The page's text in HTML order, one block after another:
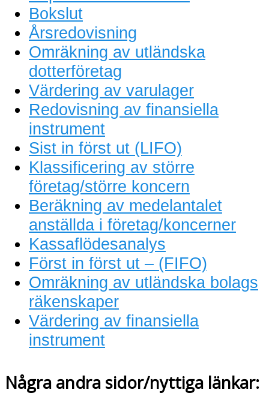
Bokslut
Årsredovisning
Omräkning av utländska
dotterföretag
Värdering av varulager
Redovisning av finansiella
instrument
Sist in först ut (LIFO)
Klassificering av större
företag/större koncern
Beräkning av medelantalet
anställda i företag/koncerner
Kassaflödesanalys
Först in först ut – (FIFO)
Omräkning av utländska bolags
räkenskaper
Värdering av finansiella
instrument
Några andra sidor/nyttiga länkar: